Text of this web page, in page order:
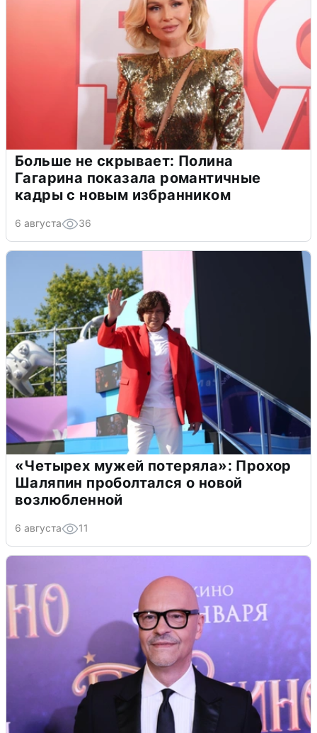
Больше не скрывает: Полина
Гагарина показала романтичные
кадры с новым избранником
6 августа 36
«Четырех мужей потеряла»: Прохор
Шаляпин проболтался о новой
возлюбленной
6 августа 11